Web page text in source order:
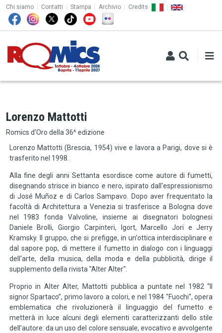
Salta al contenuto principale
TOP MENU
Chi siamo Contatti Stampa Archivio Credits
Lorenzo Mattotti
Romics d'Oro della 36^ edizione
Lorenzo Mattotti (Brescia, 1954) vive e lavora a Parigi, dove si è
trasferito nel 1998.
Alla fine degli anni Settanta esordisce come autore di fumetti,
disegnando strisce in bianco e nero, ispirato dall'espressionismo
di José Muñoz e di Carlos Sampavo. Dopo aver frequentato la
facoltà di Architettura a Venezia si trasferisce a Bologna dove
nel 1983 fonda Valvoline, insieme ai disegnatori bolognesi
Daniele Brolli, Giorgio Carpinteri, Igort, Marcello Jori e Jerry
Kramsky. Il gruppo, che si prefigge, in un'ottica interdisciplinare e
dal sapore pop, di mettere il fumetto in dialogo con i linguaggi
dell'arte, della musica, della moda e della pubblicità, dirige il
supplemento della rivista "Alter Alter".
Proprio in Alter Alter, Mattotti pubblica a puntate nel 1982 “Il
signor Spartaco”, primo lavoro a colori, e nel 1984 "Fuochi", opera
emblematica che rivoluzionerà il linguaggio del fumetto e
metterà in luce alcuni degli elementi caratterizzanti dello stile
dell'autore: da un uso del colore sensuale, evocativo e avvolgente